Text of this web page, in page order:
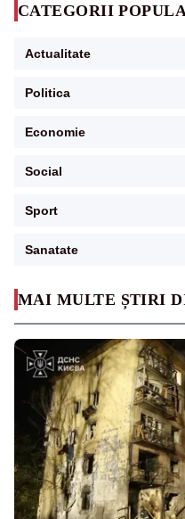
MAI MULTE ȘTIRI
CATEGORII
Actualitate
Politica
Economie
Social
Sport
Sanatate